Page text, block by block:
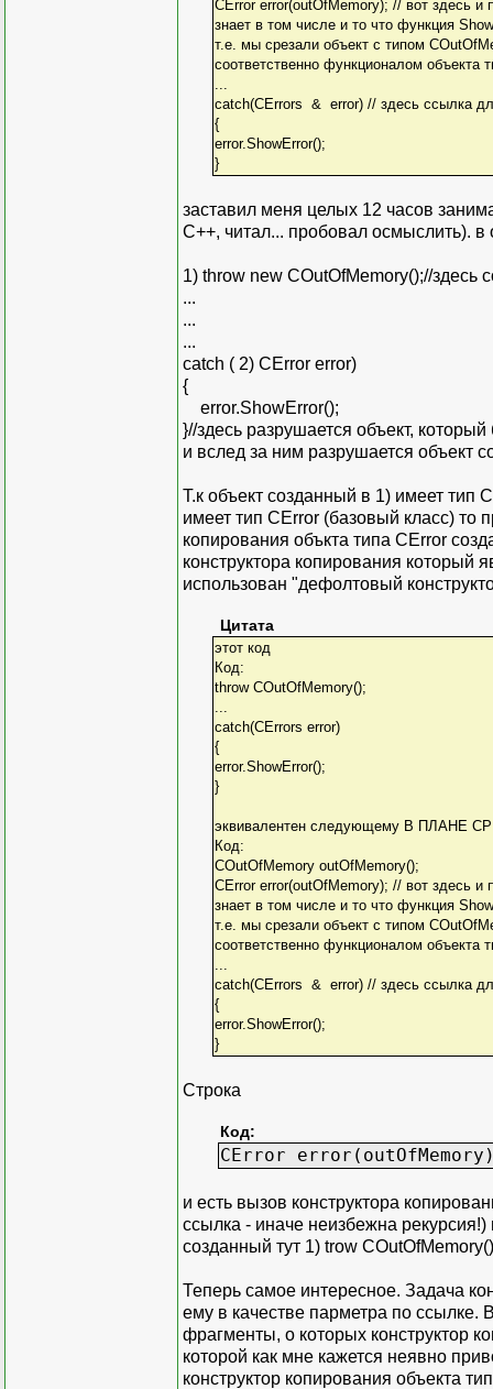
CError error(outOfMemory); // вот здесь и
знает в том числе и то что функция
т.е. мы срезали объект с типом
соответственно функционалом объекта
catch(CErrors & error) // здесь ссылка
{
error.ShowError();
}
заставил меня целых 12 часов
C++, читал... пробовал осмыслить).
1) throw new COutOfMemory();//здесь
...
...
...
catch ( 2) CError error)
{
error.ShowError();
}//здесь разрушается объект,
и вслед за ним разрушается объект
Т.к объект созданный в 1) имеет тип
имеет тип CError (базовый класс) то
копирования объкта типа CError
конструктора копирования который
использован "дефолтовый
Цитата
этот код
Код:
throw COutOfMemory();
catch(CErrors error)
{
error.ShowError();
}
эквивалентен следующему В ПЛАНЕ
Код:
COutOfMemory outOfMemory();
CError error(outOfMemory); // вот здесь и
знает в том числе и то что функция
т.е. мы срезали объект с типом
соответственно функционалом объекта
catch(CErrors & error) // здесь ссылка
{
error.ShowError();
}
Строка
Код:
CError
и есть вызов конструктора
ссылка - иначе неизбежна
созданный тут 1) trow
Теперь самое интересное. Задача
ему в качестве парметра по ссылке.
фрагменты, о которых конструктор
которой как мне кажется неявно
конструктор копирования объекта